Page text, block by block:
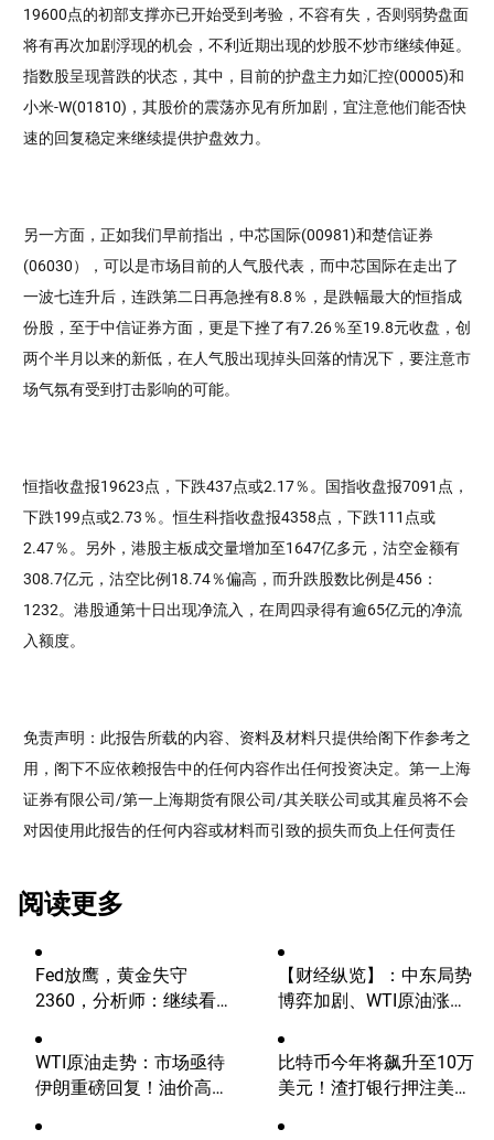
19600点的初部支撑亦已开始受到考验，不容有失，否则弱势盘面
将有再次加剧浮现的机会，不利近期出现的炒股不炒市继续伸延。
指数股呈现普跌的状态，其中，目前的护盘主力如汇控(00005)和
小米-W(01810)，其股价的震荡亦见有所加剧，宜注意他们能否快
速的回复稳定来继续提供护盘效力。
另一方面，正如我们早前指出，中芯国际(00981)和楚信证券
(06030），可以是市场目前的人气股代表，而中芯国际在走出了
一波七连升后，连跌第二日再急挫有8.8％，是跌幅最大的恒指成
份股，至于中信证券方面，更是下挫了有7.26％至19.8元收盘，创
两个半月以来的新低，在人气股出现掉头回落的情况下，要注意市
场气氛有受到打击影响的可能。
恒指收盘报19623点，下跌437点或2.17％。国指收盘报7091点，
下跌199点或2.73％。恒生科指收盘报4358点，下跌111点或
2.47％。另外，港股主板成交量增加至1647亿多元，沽空金额有
308.7亿元，沽空比例18.74％偏高，而升跌股数比例是456：
1232。港股通第十日出现净流入，在周四录得有逾65亿元的净流
入额度。
免责声明：此报告所载的内容、资料及材料只提供给阁下作参考之
用，阁下不应依赖报告中的任何内容作出任何投资决定。第一上海
证券有限公司/第一上海期货有限公司/其关联公司或其雇员将不会
对因使用此报告的任何内容或材料而引致的损失而负上任何责任
阅读更多
Fed放鹰，黄金失守
2360，分析师：继续看
【财经纵览】：中东局势
博弈加剧、WTI原油涨超
率、美元反弹，道指终结
五连涨！
WTI原油走势：市场亟待
伊朗重磅回复！油价高波
比特币今年将飙升至10万
美元！渣打银行押注美国